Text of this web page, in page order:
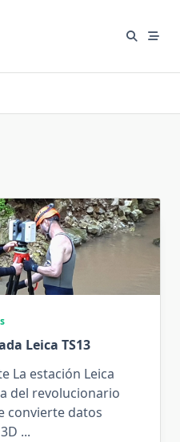
Leica TS13
La estación Leica
del revolucionario
convierte datos
...